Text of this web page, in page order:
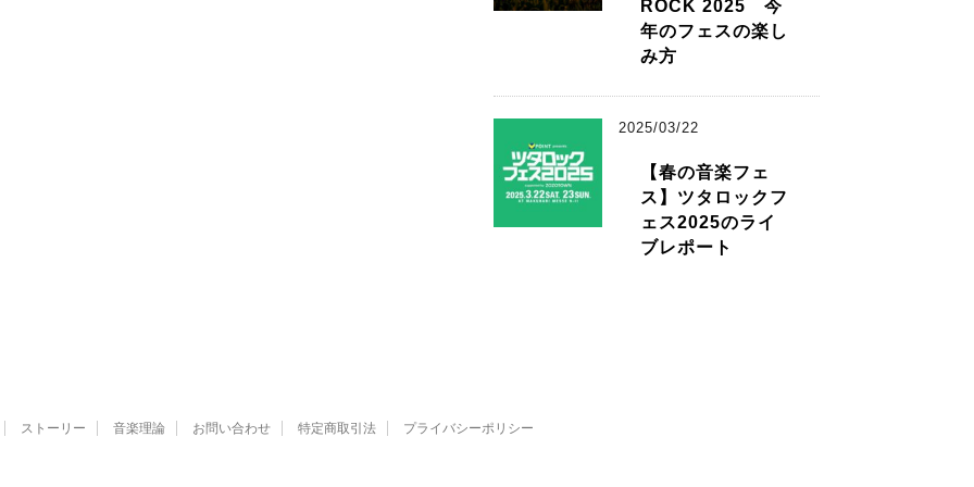
ROCK 2025 今
年のフェスの楽し
み方
2025/03/22
【春の音楽フェ
ス】ツタロックフ
ェス2025のライ
ブレポート
ストーリー 音楽理論 お問い合わせ 特定商取引法 プライバシーポリシー